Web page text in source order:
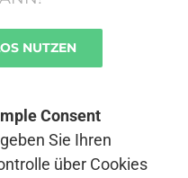
NUTZEN
Consent
Sie Ihren
über Cookies